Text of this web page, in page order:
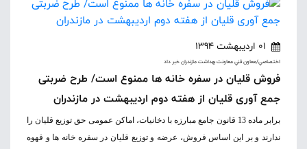
01 اردیبهشت 1394
اختصاصي/معاون فني معاونت بهداشت مازندران خبر داد
فروش قلیان در سفره خانه ها ممنوع است/ طرح ضربتی
جمع آوری قلیان از هفته دوم اردیبهشت در مازندران
برابر ماده 13 قانون جامع مبارزه با دخانیات، اماکن عمومی حق توزیع قلیان را
ندارند و بر این اساس فروش، عرضه و توزیع قلیان در سفره خانه ها و قهوه